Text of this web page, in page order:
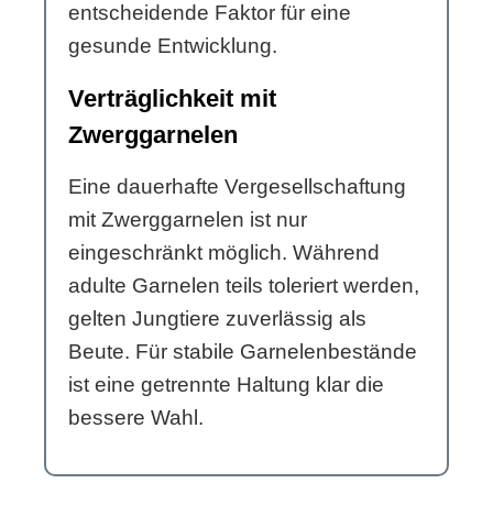
entscheidende Faktor für eine
gesunde Entwicklung.
Verträglichkeit mit
Zwerggarnelen
Eine dauerhafte Vergesellschaftung
mit Zwerggarnelen ist nur
eingeschränkt möglich. Während
adulte Garnelen teils toleriert werden,
gelten Jungtiere zuverlässig als
Beute. Für stabile Garnelenbestände
ist eine getrennte Haltung klar die
bessere Wahl.